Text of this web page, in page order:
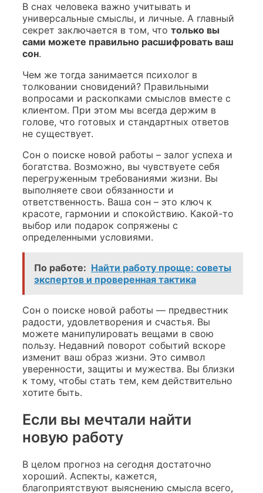
В снах человека важно учитывать и
универсальные смыслы, и личные. А главный
секрет заключается в том, что только вы
сами можете правильно расшифровать ваш
сон.
Чем же тогда занимается психолог в
толковании сновидений? Правильными
вопросами и раскопками смыслов вместе с
клиентом. При этом мы всегда держим в
голове, что готовых и стандартных ответов
не существует.
Сон о поиске новой работы – залог успеха и
богатства. Возможно, вы чувствуете себя
перегруженным требованиями жизни. Вы
выполняете свои обязанности и
ответственность. Ваша сон – это ключ к
красоте, гармонии и спокойствию. Какой-то
выбор или подарок сопряжены с
определенными условиями.
По работе: Найти работу проще: советы
экспертов и проверенная тактика
Сон о поиске новой работы — предвестник
радости, удовлетворения и счастья. Вы
можете манипулировать вещами в свою
пользу. Недавний поворот событий вскоре
изменит ваш образ жизни. Это символ
уверенности, защиты и мужества. Вы близки
к тому, чтобы стать тем, кем действительно
хотите быть.
Если вы мечтали найти
новую работу
В целом прогноз на сегодня достаточно
хороший. Аспекты, кажется,
благоприятствуют выяснению смысла всего,